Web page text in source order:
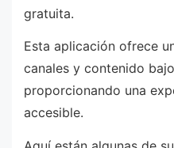
gratuita.
Esta aplicación ofrece
canales y contenido
proporcionando una
accesible.